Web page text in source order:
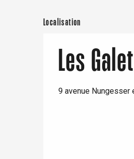
Localisation
Les
9 avenue Nungesser